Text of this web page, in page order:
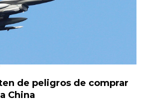
de peligros de comprar
China